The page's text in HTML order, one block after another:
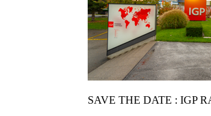
SAVE THE DATE : IGP